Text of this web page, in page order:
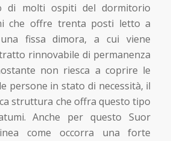
di molti ospiti del dormitorio
che offre trenta posti letto a
fissa dimora, a cui viene
rinnovabile di permanenza
non riesca a coprire le
persone in stato di necessità, il
struttura che offra questo tipo
Anche per questo Suor
come occorra una forte